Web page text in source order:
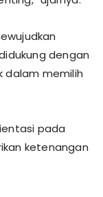
dengan
dalam memilih
pada
ketenangan